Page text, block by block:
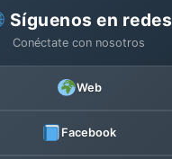
Síguenos en redes
Conéctate con nosotros
Web
Facebook